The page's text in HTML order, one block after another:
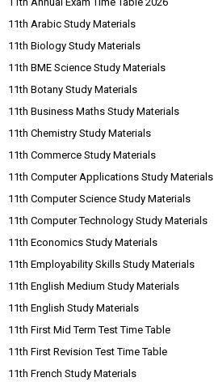
11th Arabic Study Materials
11th Biology Study Materials
11th BME Science Study Materials
11th Botany Study Materials
11th Business Maths Study Materials
11th Chemistry Study Materials
11th Commerce Study Materials
11th Computer Applications Study Materials
11th Computer Science Study Materials
11th Computer Technology Study Materials
11th Economics Study Materials
11th Employability Skills Study Materials
11th English Medium Study Materials
11th English Study Materials
11th First Mid Term Test Time Table
11th First Revision Test Time Table
11th French Study Materials